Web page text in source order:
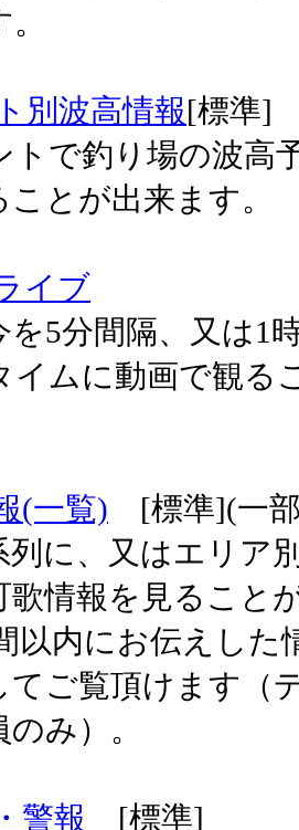
別波高情報[標準]
トで釣り場の波高
とが出来ます。
イブ
を5分間隔、又は1
イムに動画で観る
(一覧) [標準](一
列に、又はエリア
歌情報を見ること
以内にお伝えした
てご覧頂けます（
み）。
警報 [標準]